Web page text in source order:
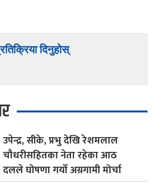
दिनुहोस्
उपेन्द्र,सीके, प्रभु देखि रेशमलाल
चौधरीसहितका नेता रहेका आठ
दलले घोषणा गर्यो अग्रगामी मोर्चा